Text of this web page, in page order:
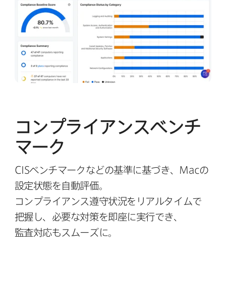
コンプライアンスベンチ
マーク
CISベンチマークなどの​基準に​基づき、 Macの​
設定状態を​⾃動評価。
コンプライアンス遵守状況を​リアルタイムで​
把握し、​必要な​対策を​即座に​実⾏でき、​
監査対応も​スムーズに。